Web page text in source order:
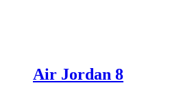
Air Jordan 8